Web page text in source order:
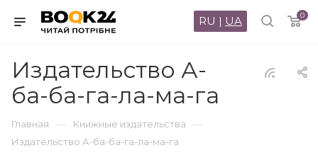
0
RU | UA
Издательство А-
ба-ба-га-ла-ма-га
Главная — Книжные издательства —
Издательство А-ба-ба-га-ла-ма-га